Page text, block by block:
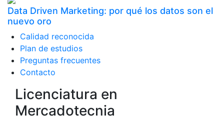
Data Driven Marketing: por qué los datos son el
nuevo oro
Calidad reconocida
Plan de estudios
Preguntas frecuentes
Contacto
Licenciatura en
Mercadotecnia